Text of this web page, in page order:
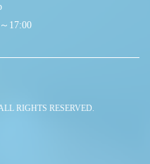
17:00
RIGHTS RESERVED.